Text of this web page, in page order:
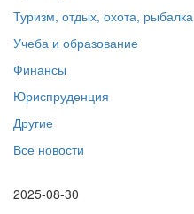
Туризм, отдых, охота, рыбалка
Учеба и образование
Финансы
Юриспруденция
Другие
Все новости
2025-08-30